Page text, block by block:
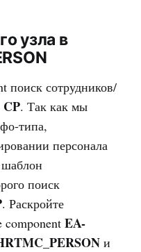
узла в
поиск сотрудников/
CP. Так как мы
типа,
персонала
поиск
. Раскройте
component EA-
и